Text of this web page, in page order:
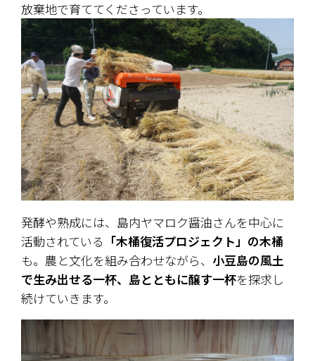
放棄地で育ててくださっています。
発酵や熟成には、島内ヤマロク醤油さんを中心に
活動されている 「木桶復活プロジェクト」の木桶
も。農と文化を組み合わせながら、 小豆島の風土
で生み出せる一杯、島とともに醸す一杯を探求し
続けていきます。